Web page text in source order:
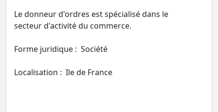
Le donneur d'ordres est spécialisé dans le
secteur d'activité du commerce.
Forme juridique : Société
Localisation : Ile de France